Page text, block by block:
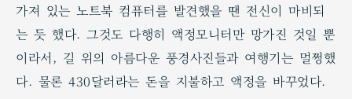
가져 있는 노트북 컴퓨터를 발견했을 땐 전신이 마비되
는 듯 했다. 그것도 다행히 액정모니터만 망가진 것일 뿐
이라서, 길 위의 아름다운 풍경사진들과 여행기는 멀쩡했
다. 물론 430달러라는 돈을 지불하고 액정을 바꾸었다.